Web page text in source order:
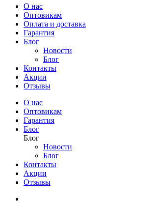
О нас
Оптовикам
Оплата и доставка
Гарантия
Блог
Новости
Блог
Контакты
Акции
Отзывы
О нас
Оптовикам
Гарантия
Блог
Блог
Новости
Блог
Контакты
Акции
Отзывы